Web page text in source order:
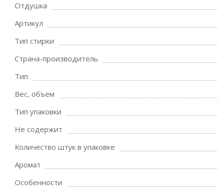
Отдушка
Артикул
Тип стирки
Страна-производитель
Тип
Вес, объем
Тип упаковки
Не содержит
Количество штук в упаковке
Аромат
Особенности